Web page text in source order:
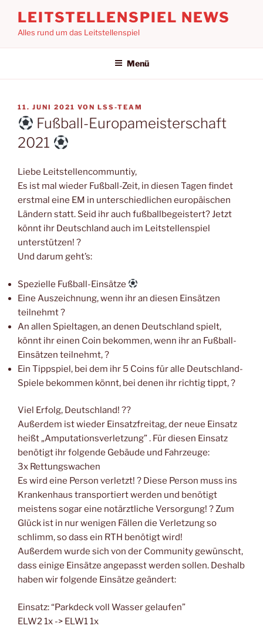
Inhalt
springen
LEITSTELLENSPIEL NEWS
Alles rund um das Leitstellenspiel
Menü
VERÖFFENTLICHT
AM
11. JUNI 2021 VON LSS-TEAM
Fußball-Europameisterschaft
2021
Liebe Leitstellencommuntiy,
Es ist mal wieder Fußball-Zeit, in diesen Tagen findet
erstmal eine EM in unterschiedlichen europäischen
Ländern statt. Seid ihr auch fußballbegeistert? Jetzt
könnt ihr Deutschland auch im Leitstellenspiel
unterstützen! ?
Und darum geht’s:
Spezielle Fußball-Einsätze
Eine Auszeichnung, wenn ihr an diesen Einsätzen
teilnehmt ?
An allen Spieltagen, an denen Deutschland spielt,
könnt ihr einen Coin bekommen, wenn ihr an Fußball-
Einsätzen teilnehmt, ?
Ein Tippspiel, bei dem ihr 5 Coins für alle Deutschland-
Spiele bekommen könnt, bei denen ihr richtig tippt, ?
Viel Erfolg, Deutschland! ??
Außerdem ist wieder Einsatzfreitag, der neue Einsatz
heißt „Amputationsverletzung” . Für diesen Einsatz
benötigt ihr folgende Gebäude und Fahrzeuge:
3x Rettungswachen
Es wird eine Person verletzt! ? Diese Person muss ins
Krankenhaus transportiert werden und benötigt
meistens sogar eine notärztliche Versorgung! ? Zum
Glück ist in nur wenigen Fällen die Verletzung so
schlimm, so dass ein RTH benötigt wird!
Außerdem wurde sich von der Community gewünscht,
dass einige Einsätze angepasst werden sollen. Deshalb
haben wir folgende Einsätze geändert:
Einsatz: “Parkdeck voll Wasser gelaufen”
ELW2 1x -> ELW1 1x